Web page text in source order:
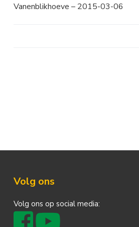
Vanenblikhoeve – 2015-03-06
Footer
Volg ons
Volg ons op social media: